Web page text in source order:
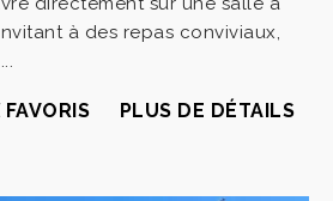
à des repas conviviaux,
PLUS DE DÉTAILS